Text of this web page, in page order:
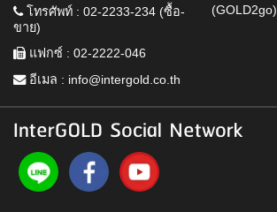
โทรศัพท์ : 02-2233-234 (ซื้อ-
ขาย)
แฟกซ์ : 02-2222-046
อีเมล : info@intergold.co.th
(GOLD2go)
InterGOLD Social Network